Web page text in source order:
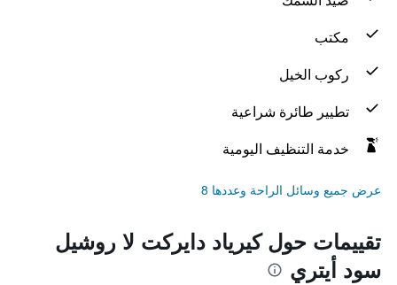
مكتب
ركوب الخيل
تطيير طائرة شراعية
خدمة التنظيف اليومية
عرض جميع وسائل الراحة وعددها 8
تقييمات حول كيرياد دايركت لا روشيل
سود أيتري